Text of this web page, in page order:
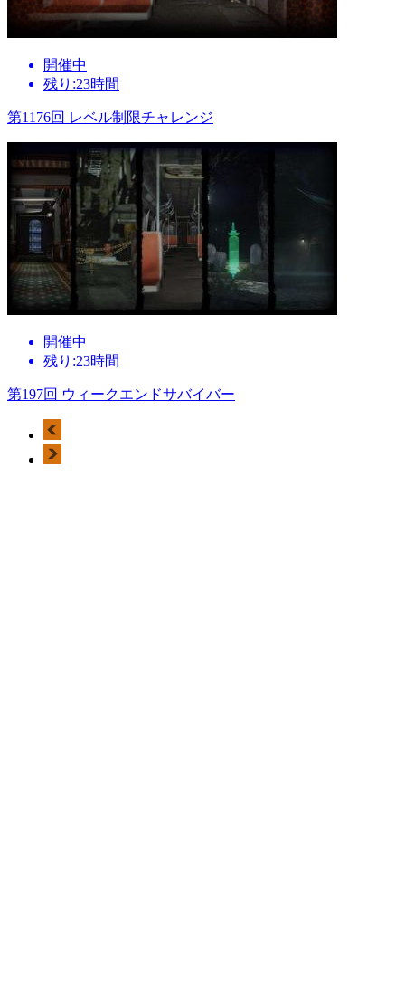
開催中
残り:23時間
第1176回 レベル制限チャレンジ
開催中
残り:23時間
第197回 ウィークエンドサバイバー